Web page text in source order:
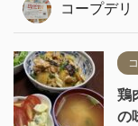
コープデリ
鶏
の